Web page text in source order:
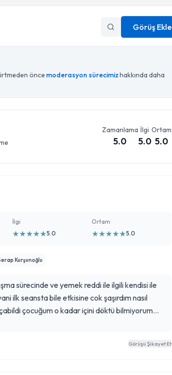
Görüş Ekle
önce moderasyon sürecimizhakkında daha
Zamanlama
5.0
İlgi
5.0
Ortam
5.0
İlgi
★★★★★5.0
Ortam
★★★★★5.0
Kurşunoğlu
sürecinde ve yemek reddi ile ilgili kendisi ile
ilk seansta bile etkisine cok şaşırdım nasıl
çocuğum o kadar içini döktü bilmiyorum
aslında etkilenmediğini düşündüğüm
terapisi gibi değildi anne baba olarak bizleri de
Görüşü Şikayet Et